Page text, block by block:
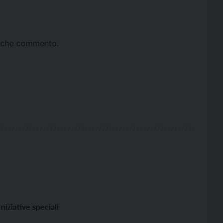
commento.
Iniziative speciali